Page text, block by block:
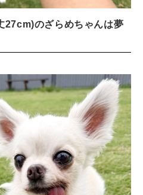
27cm)のざらめちゃんは夢